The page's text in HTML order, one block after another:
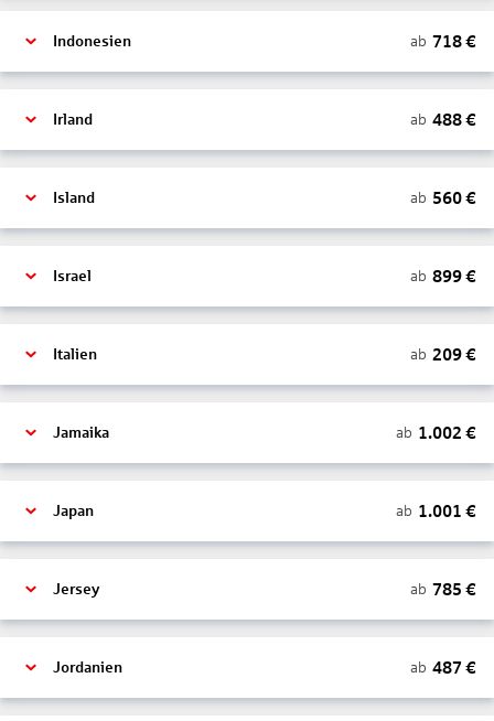
Indonesien ab 718€
Irland ab 488€
Island ab 560€
Israel ab 899€
Italien ab 209€
Jamaika ab 1.002 €
Japan ab 1.001 €
Jersey ab 785 €
Jordanien ab 487 €